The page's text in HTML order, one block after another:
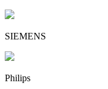
SIEMENS
Philips